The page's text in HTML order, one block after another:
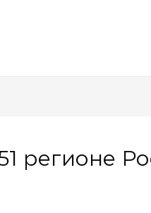
регионе